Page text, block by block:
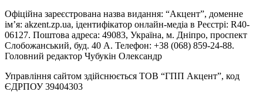
Офіційна зареєстрована назва видання: “Акцент”, доменне
ім’я: akzent.zp.ua, ідентифікатор онлайн-медіа в Реєстрі: R40-
06127. Поштова адреса: 49083, Україна, м. Дніпро, проспект
Слобожанський, буд. 40 А. Телефон: +38 (068) 859-24-88.
Головний редактор Чубукін Олександр
Управління сайтом здійснюється ТОВ “ГПП Акцент”, код
ЄДРПОУ 39404303